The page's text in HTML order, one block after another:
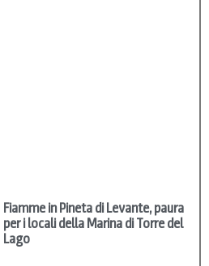
Fiamme in Pineta di Levante, paura
per i locali della Marina di Torre del
Lago